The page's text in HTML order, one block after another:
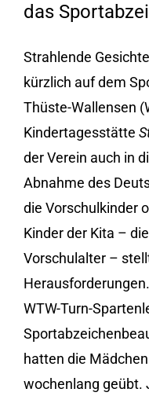
das
Strahlende
kürzlich auf dem
Thüste-Wallensen
Kindertagesstätte
der Verein auch in
Abnahme des
die Vorschulkinder
Kinder der Kita –
Vorschulalter –
WTW-Turn-
hatten die
wochenlang geübt.